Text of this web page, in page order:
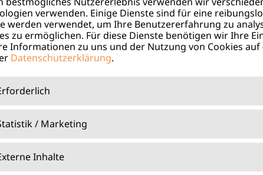
KJF WIKO Magdalena
94 43 56 45
+49 94 43 59 36
43 17 21
Jobs & Karriere
verwenden. Einige Dienste sind für eine
werden verwendet, um Ihre Benutzererfahrung zu
zu ermöglichen. Für diese Dienste benötigen wir Ihre
Informationen zu uns und der Nutzung von Cookies auf
Datenschutzerklärung.
/ Marketing
Inhalte